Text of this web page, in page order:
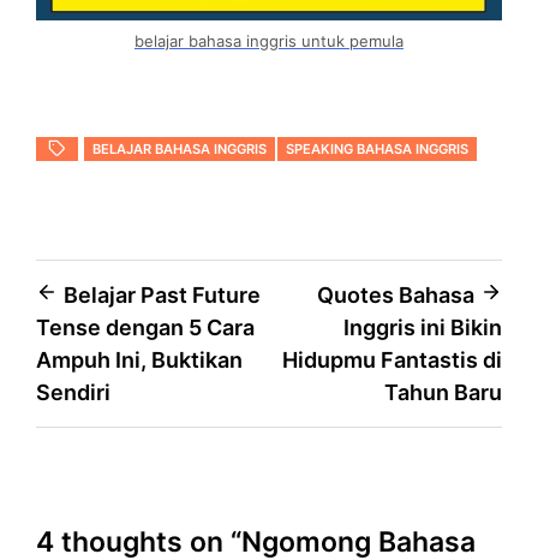
belajar bahasa inggris untuk pemula
BELAJAR BAHASA INGGRIS SPEAKING BAHASA INGGRIS
Post
navigation
Belajar Past Future
Tense dengan 5 Cara
Ampuh Ini, Buktikan
Sendiri
Quotes Bahasa
Inggris ini Bikin
Hidupmu Fantastis di
Tahun Baru
4 thoughts on “Ngomong Bahasa